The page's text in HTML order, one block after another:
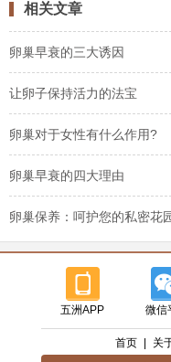
相关文章
卵巢早衰的三大诱因
让卵子保持活力的法宝
卵巢对于女性有什么作用?
卵巢早衰的四大理由
卵巢保养：呵护您的私密花
五洲APP 微信
首页 关